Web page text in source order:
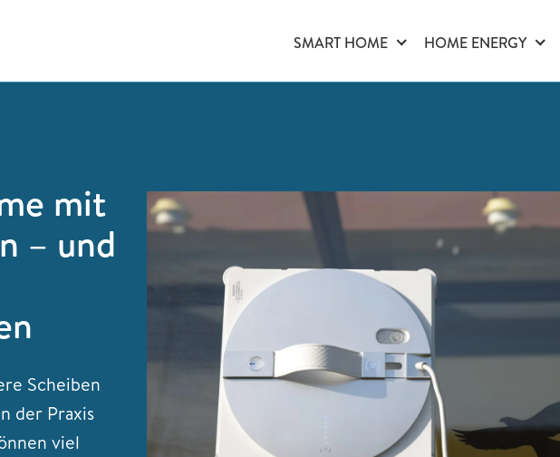
SMART HOME HOME ENERGY
mit
– und
Scheiben
der Praxis
viel